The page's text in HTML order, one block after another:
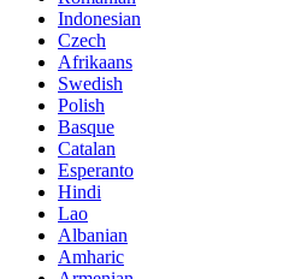
Indonesian
Czech
Afrikaans
Swedish
Polish
Basque
Catalan
Esperanto
Hindi
Lao
Albanian
Amharic